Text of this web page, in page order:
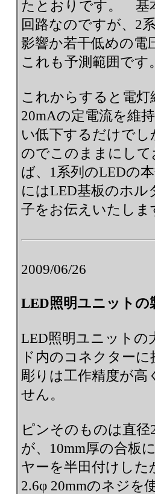
たとおりです。 基
回路なのですが、2
影響か若干低めの
これも予測範囲です。
これからすると電
20mAの定電流を維
い低下するだけで
のでこのままにし
ば、1系列のLEDの
にはLED基板のホル
子をお伝えいたしま
2009/06/26
LED照明ユニットの
LED照明ユニットの
ド内のコネクター
彫りは工作精度が
せん。
ピンそのものは直
が、10mm厚の合板
ヤーを半田付けし
2.6φ 20mmのネジ